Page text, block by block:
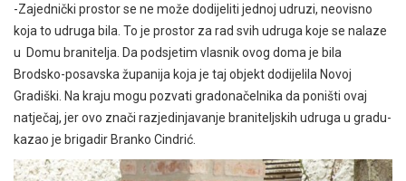
-Zajednički prostor se ne može dodijeliti jednoj udruzi, neovisno
koja to udruga bila. To je prostor za rad svih udruga koje se nalaze
u Domu branitelja. Da podsjetim vlasnik ovog doma je bila
Brodsko-posavska županija koja je taj objekt dodijelila Novoj
Gradiški. Na kraju mogu pozvati gradonačelnika da poništi ovaj
natječaj, jer ovo znači razjedinjavanje braniteljskih udruga u gradu-
kazao je brigadir Branko Cindrić.